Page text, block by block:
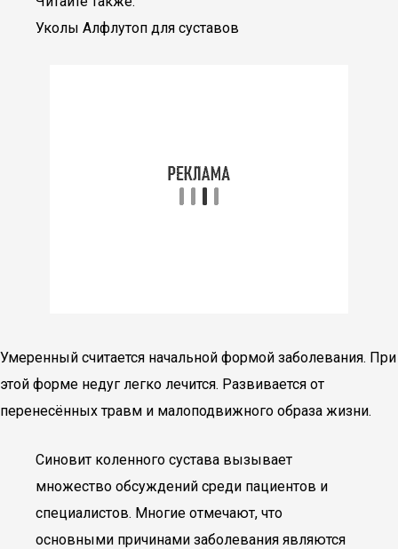
Уколы Алфлутоп для суставов
Умеренный считается начальной формой заболевания. При
этой форме недуг легко лечится. Развивается от
перенесённых травм и малоподвижного образа жизни.
Синовит коленного сустава вызывает
множество обсуждений среди пациентов и
специалистов. Многие отмечают, что
основными причинами заболевания являются